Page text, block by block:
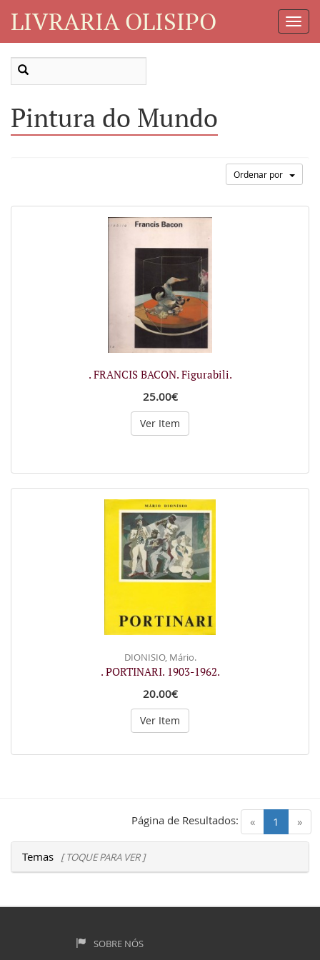
LIVRARIA OLISIPO
Pintura do Mundo
Ordenar por
. FRANCIS BACON. Figurabili.
25.00€
Ver Item
DIONISIO, Mário.
. PORTINARI. 1903-1962.
20.00€
Ver Item
« 1 (current)
»
Página de Resultados:
Temas [ TOQUE PARA VER ]
SOBRE NÓS